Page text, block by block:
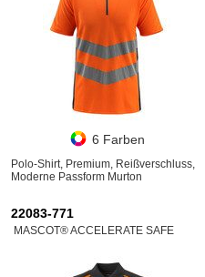
6 Farben
Polo-Shirt, Premium, Reißverschluss,
Moderne Passform Murton
22083-771
MASCOT® ACCELERATE SAFE